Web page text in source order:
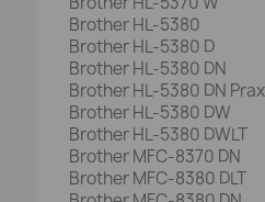
Brother HL-5380
Brother HL-5380 D
Brother HL-5380 DN
Brother HL-5380 DN
Brother HL-5380 DW
Brother HL-5380 DWLT
Brother MFC-8370 DN
Brother MFC-8380 DLT